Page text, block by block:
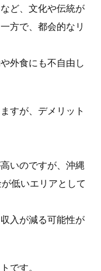
ど、文化や伝統が
方で、都会的なリ
外食にも不自由し
すが、デメリット
いのですが、沖縄
低いエリアとして
入が減る可能性が
です。